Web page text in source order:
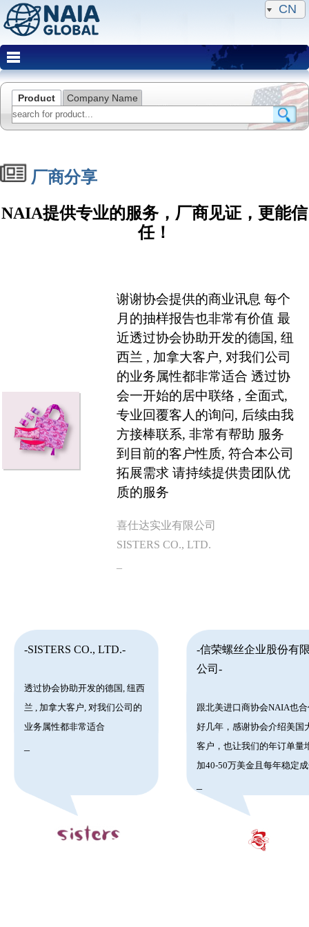
CN
Product Company Name
厂商分享
NAIA提供专业的服务，厂商见证，更能信
任！
谢谢协会提供的商业讯息 每个
月的抽样报告也非常有价值 最
近透过协会协助开发的德国, 纽
西兰 , 加拿大客户, 对我们公司
的业务属性都非常适合 透过协
会一开始的居中联络 , 全面式,
专业回覆客人的询问, 后续由我
方接棒联系, 非常有帮助 服务
到目前的客户性质, 符合本公司
拓展需求 请持续提供贵团队优
质的服务
喜仕达实业有限公司
SISTERS CO., LTD.
-SISTERS CO., LTD.-
透过协会协助开发的德国, 纽西
兰 , 加拿大客户, 对我们公司的
业务属性都非常适合
-信荣螺丝企业股份有
公司-
跟北美进口商协会NAIA也
好几年，感谢协会介绍美国
客户，也让我们的年订单量
加40-50万美金且每年稳定